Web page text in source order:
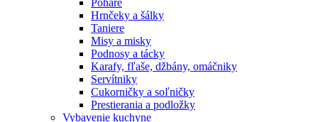
Poháre
Hrnčeky a šálky
Taniere
Misy a misky
Podnosy a tácky
Karafy, fľaše, džbány, omáčniky
Servítniky
Cukorničky a soľničky
Prestierania a podložky
Vybavenie kuchyne